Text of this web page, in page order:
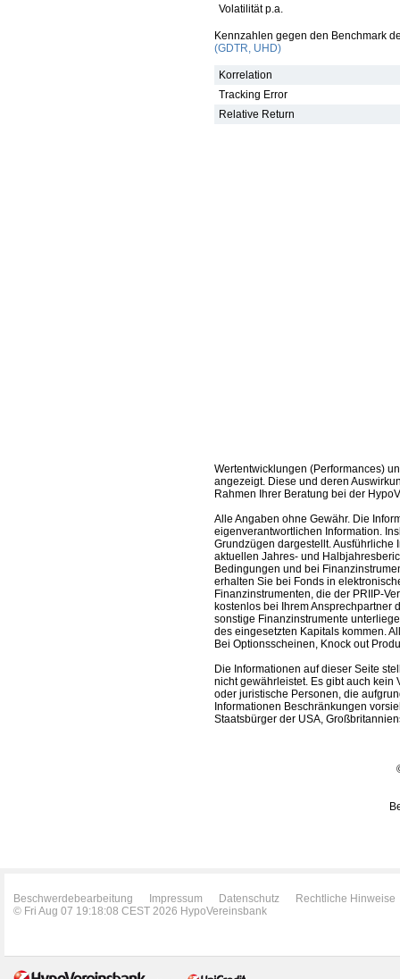
Volatilität p.a.
Kennzahlen gegen den Benchmark
(GDTR, UHD)
Korrelation
Tracking Error
Relative Return
Wertentwicklungen (Performances)
angezeigt. Diese und deren
Rahmen Ihrer Beratung bei der
Alle Angaben ohne Gewähr. Die
eigenverantwortlichen Information.
Grundzügen dargestellt.
aktuellen Jahres- und
Bedingungen und bei
erhalten Sie bei Fonds in
Finanzinstrumenten, die der PRIIP-
kostenlos bei Ihrem Ansprechpartner
sonstige Finanzinstrumente
des eingesetzten Kapitals kommen.
Bei Optionsscheinen, Knock out
Die Informationen auf dieser Seite
nicht gewährleistet. Es gibt auch kein
oder juristische Personen, die
Informationen Beschränkungen
Staatsbürger der USA,
Beschwerdebearbeitung Impressum Datenschutz
Rechtliche Hinweise
© Fri Aug 07 19:18:08 CEST 2026 HypoVereinsbank